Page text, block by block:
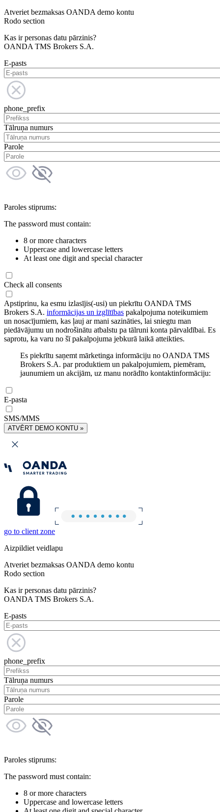
Atveriet bezmaksas OANDA demo kontu
Rodo section
Kas ir personas datu pārzinis?
OANDA TMS Brokers S.A.
E-pasts
phone_prefix
Tālruņa numurs
Parole
Paroles stiprums:
The password must contain:
8 or more characters
Uppercase and lowercase letters
At least one digit and special character
Check all consents
Apstiprinu, ka esmu izlasījis(-usi) un piekrītu OANDA TMS
Brokers S.A. informācijas un izglītības pakalpojuma noteikumiem
un nosacījumiem, kas ļauj ar mani sazināties, lai sniegtu man
piedāvājumu un nodrošinātu atbalstu pa tālruni konta pārvaldībai. Es
saprotu, ka varu no šī pakalpojuma jebkurā laikā atteikties.
Es piekrītu saņemt mārketinga informāciju no OANDA TMS
Brokers S.A. par produktiem un pakalpojumiem, piemēram,
jaunumiem un akcijām, uz manu norādīto kontaktinformāciju:
E-pasta
SMS/MMS
ATVĒRT DEMO KONTU »
go to client zone
Aizpildiet veidlapu
Atveriet bezmaksas OANDA demo kontu
Rodo section
Kas ir personas datu pārzinis?
OANDA TMS Brokers S.A.
E-pasts
phone_prefix
Tālruņa numurs
Parole
Paroles stiprums:
The password must contain:
8 or more characters
Uppercase and lowercase letters